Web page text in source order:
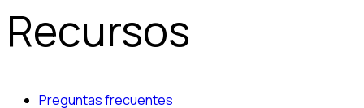
Recursos
Preguntas frecuentes